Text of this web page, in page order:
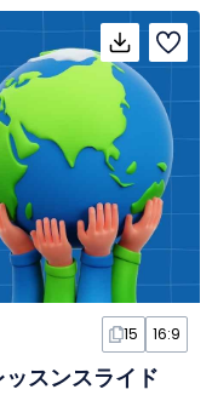
15 16:9
スンスライド